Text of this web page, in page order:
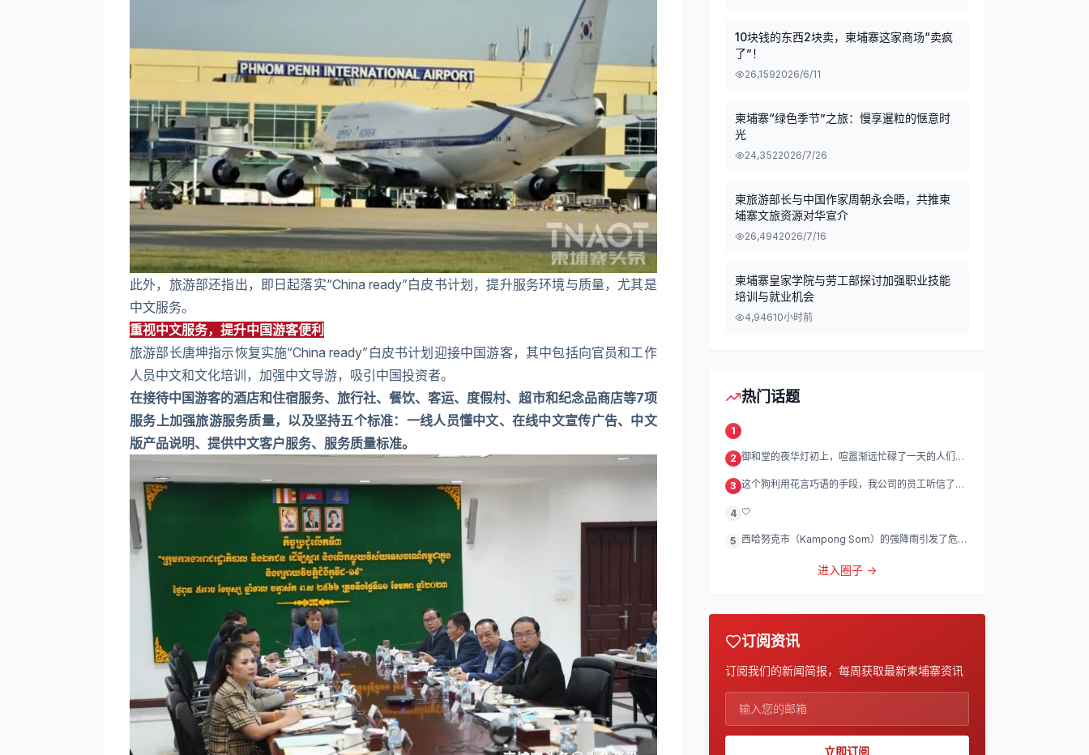
此外，旅游部还指出，即日起落实“China ready”白皮书计划，提升服务环境与质量，尤其是
中文服务。
重视中文服务，提升中国游客便利
旅游部长唐坤指示恢复实施“China ready”白皮书计划迎接中国游客，其中包括向官员和工作
人员中文和文化培训，加强中文导游，吸引中国投资者。
在接待中国游客的酒店和住宿服务、旅行社、餐饮、客运、度假村、超市和纪念品商店等7项
服务上加强旅游服务质量，以及坚持五个标准：一线人员懂中文、在线中文宣传广告、中文
版产品说明、提供中文客户服务、服务质量标准。
10块钱的东西2块卖，柬埔寨这家商场“卖疯
了”！
26,1592026/6/11
柬埔寨“绿色季节”之旅：慢享暹粒的惬意时
光
24,3522026/7/26
柬旅游部长与中国作家周朝永会晤，共推柬
埔寨文旅资源对华宣介
26,4942026/7/16
柬埔寨皇家学院与劳工部探讨加强职业技能
培训与就业机会
4,94610小时前
热门话题
1
2 御和堂的夜华灯初上，喧嚣渐远忙碌了一天的人们渐
3 这个狗利用花言巧语的手段，我公司的员工听信了他
4 🤍
5 西哈努克市（Kampong Som）的强降雨引发了危险
进入圈子 →
订阅资讯
订阅我们的新闻简报，每周获取最新柬埔寨资讯
立即订阅